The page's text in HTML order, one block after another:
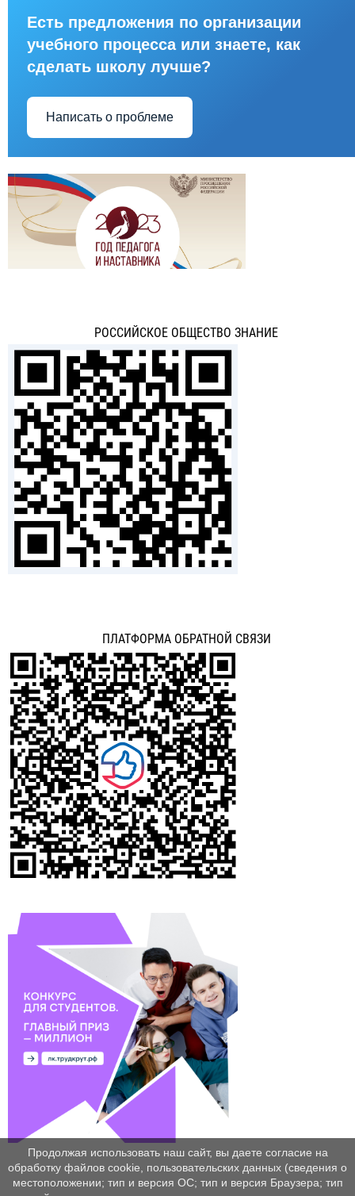
Есть предложения по организации
учебного процесса или знаете, как
сделать школу лучше?
Написать о проблеме
РОССИЙСКОЕ ОБЩЕСТВО ЗНАНИЕ
ПЛАТФОРМА ОБРАТНОЙ СВЯЗИ
Продолжая использовать наш сайт, вы даете согласие на
обработку файлов cookie, пользовательских данных (сведения о
местоположении; тип и версия ОС; тип и версия Браузера; тип